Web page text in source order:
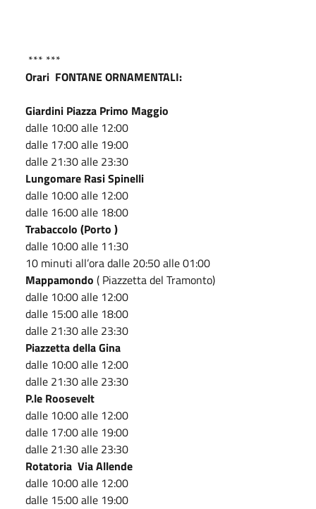
*** ***
Orari FONTANE ORNAMENTALI:
Giardini Piazza Primo Maggio
dalle 10:00 alle 12:00
dalle 17:00 alle 19:00
dalle 21:30 alle 23:30
Lungomare Rasi Spinelli
dalle 10:00 alle 12:00
dalle 16:00 alle 18:00
Trabaccolo (Porto )
dalle 10:00 alle 11:30
10 minuti all’ora dalle 20:50 alle 01:00
Mappamondo ( Piazzetta del Tramonto)
dalle 10:00 alle 12:00
dalle 15:00 alle 18:00
dalle 21:30 alle 23:30
Piazzetta della Gina
dalle 10:00 alle 12:00
dalle 21:30 alle 23:30
P.le Roosevelt
dalle 10:00 alle 12:00
dalle 17:00 alle 19:00
dalle 21:30 alle 23:30
Rotatoria Via Allende
dalle 10:00 alle 12:00
dalle 15:00 alle 19:00